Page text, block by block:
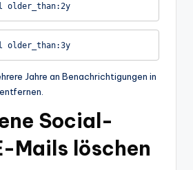
category:social older_than:2y
category:social older_than:3y
Jahre an Benachrichtigungen in
Social-
Mails löschen